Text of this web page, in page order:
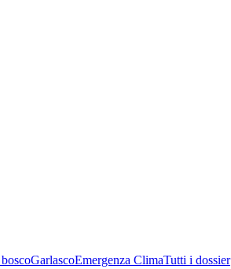
GarlascoEmergenza ClimaTutti i dossier